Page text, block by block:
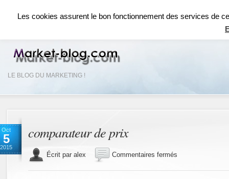
LE BLOG DU MARKETING !
ACCUEIL RÉSEAUX SOCIAUX RÉFÉRENCEMENT SEO
Oct
5
2015
comparateur de prix
Écrit par alex Commentaires fermés
de
Les cookies assurent le bon fonctionnement des services de